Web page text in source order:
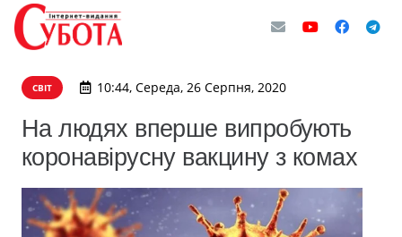
СВІТ 10:44, Середа, 26 Серпня, 2020
На людях вперше випробують
коронавірусну вакцину з комах